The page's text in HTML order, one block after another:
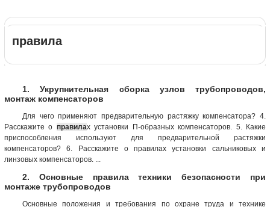
правила
1. Укрупнительная сборка узлов трубопроводов,
монтаж компенсаторов
Для чего применяют предварительную растяжку компенсатора? 4.
Расскажите о правилах установки П-образных компенсаторов. 5. Какие
приспособления используют для предварительной растяжки
компенсаторов? 6. Расскажите о правилах установки сальниковых и
линзовых компенсаторов. ...
2. Основные правила техники безопасности при
монтаже трубопроводов
Основные положения и требования по охране труда и технике